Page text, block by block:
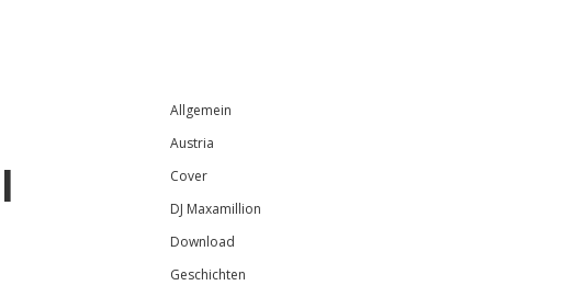
Sidebar
Allgemein
Austria
Cover
DJ Maxamillion
Download
Geschichten